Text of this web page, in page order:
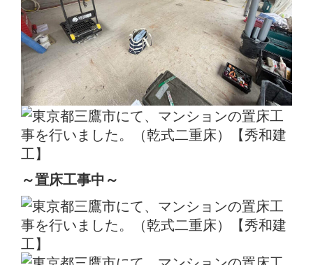
～置床工事中～